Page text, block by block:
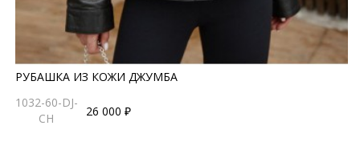
РУБАШКА ИЗ КОЖИ ДЖУМБА
1032-60-DJ-
CH
26 000 ₽